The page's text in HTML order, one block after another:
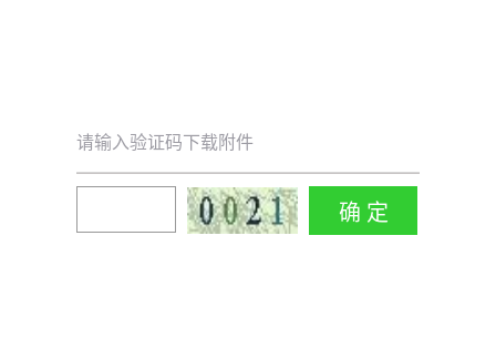
请输入验证码下载附件